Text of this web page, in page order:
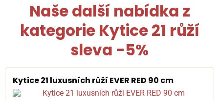
Naše další nabídka z
kategorie Kytice 21 růží
sleva -5%
Kytice 21 luxusních růží EVER RED 90 cm